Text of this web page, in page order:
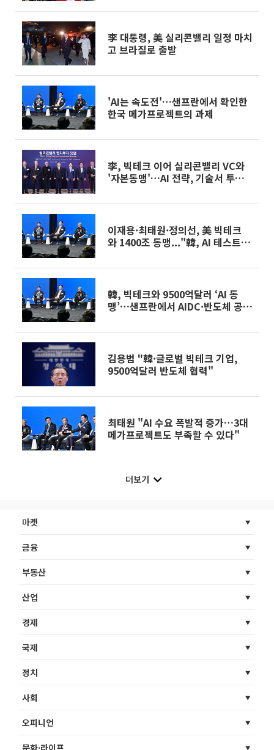
李 대통령, 美 실리콘밸리 일정 마치
고 브라질로 출발
'AI는 속도전'…샌프란에서 확인한
한국 메가프로젝트의 과제
李, 빅테크 이어 실리콘밸리 VC와
'자본동맹'…AI 전략, 기술서 투자까
이재용·최태원·정의선, 美 빅테크
와 1400조 동맹..."韓, AI 테스트베
韓, 빅테크와 9500억달러 ‘AI 동
맹’…샌프란에서 AIDC·반도체 공급
김용범 "韓·글로벌 빅테크 기업,
9500억달러 반도체 협력"
최태원 "AI 수요 폭발적 증가…3대
메가프로젝트도 부족할 수 있다"
더보기
마켓
금융
부동산
산업
경제
국제
정치
사회
오피니언
문화·라이프